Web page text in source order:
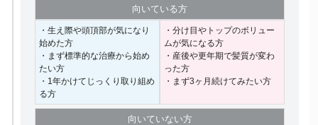
向いている方
・生え際や頭頂部が気になり
始めた方
・まず標準的な治療から始め
たい方
・1年かけてじっくり取り組め
る方
・分け目やトップのボリュー
ムが気になる方
・産後や更年期で髪質が変わ
った方
・まず3ヶ月続けてみたい方
向いていない方